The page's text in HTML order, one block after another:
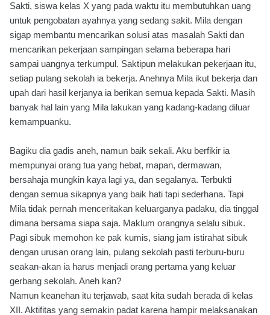
Sakti, siswa kelas X yang pada waktu itu membutuhkan uang
untuk pengobatan ayahnya yang sedang sakit. Mila dengan
sigap membantu mencarikan solusi atas masalah Sakti dan
mencarikan pekerjaan sampingan selama beberapa hari
sampai uangnya terkumpul. Saktipun melakukan pekerjaan itu,
setiap pulang sekolah ia bekerja. Anehnya Mila ikut bekerja dan
upah dari hasil kerjanya ia berikan semua kepada Sakti. Masih
banyak hal lain yang Mila lakukan yang kadang-kadang diluar
kemampuanku.
Bagiku dia gadis aneh, namun baik sekali. Aku berfikir ia
mempunyai orang tua yang hebat, mapan, dermawan,
bersahaja mungkin kaya lagi ya, dan segalanya. Terbukti
dengan semua sikapnya yang baik hati tapi sederhana. Tapi
Mila tidak pernah menceritakan keluarganya padaku, dia tinggal
dimana bersama siapa saja. Maklum orangnya selalu sibuk.
Pagi sibuk memohon ke pak kumis, siang jam istirahat sibuk
dengan urusan orang lain, pulang sekolah pasti terburu-buru
seakan-akan ia harus menjadi orang pertama yang keluar
gerbang sekolah. Aneh kan?
Namun keanehan itu terjawab, saat kita sudah berada di kelas
XII. Aktifitas yang semakin padat karena hampir melaksanakan